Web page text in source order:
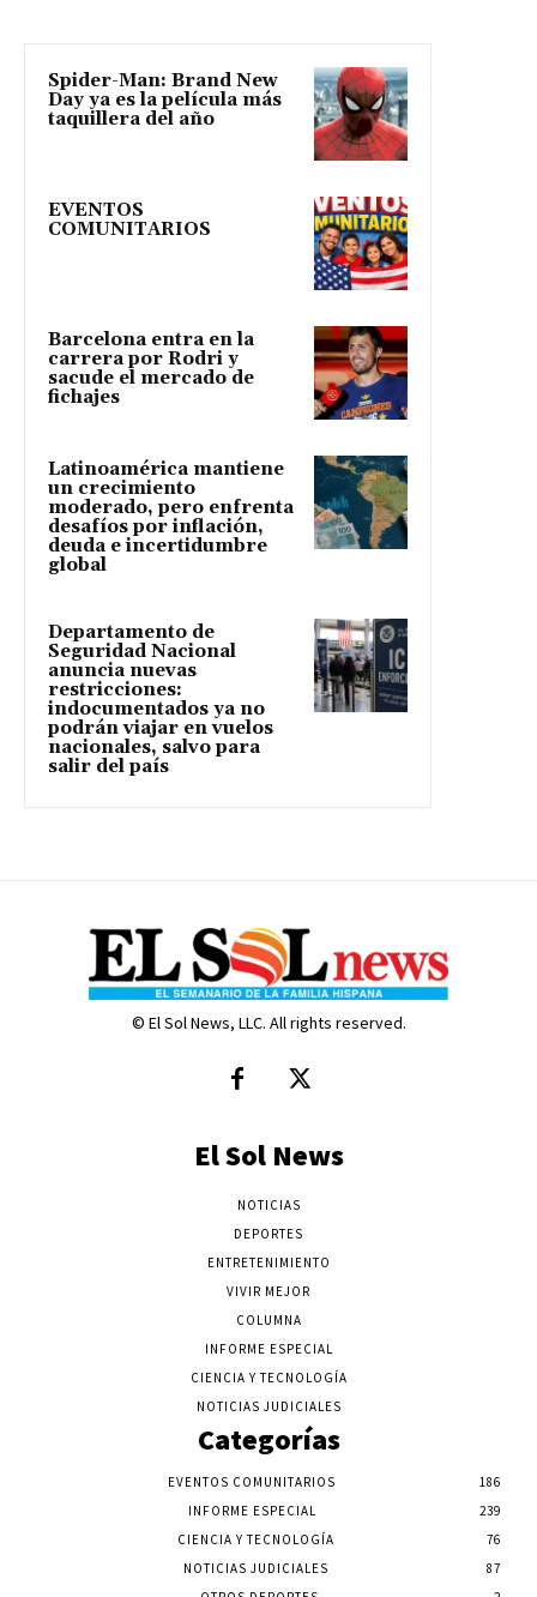
Spider-Man: Brand New
Day ya es la película más
taquillera del año
EVENTOS
COMUNITARIOS
Barcelona entra en la
carrera por Rodri y
sacude el mercado de
fichajes
Latinoamérica mantiene
un crecimiento
moderado, pero enfrenta
desafíos por inflación,
deuda e incertidumbre
global
Departamento de
Seguridad Nacional
anuncia nuevas
restricciones:
indocumentados ya no
podrán viajar en vuelos
nacionales, salvo para
salir del país
© El Sol News, LLC. All rights reserved.
El Sol News
NOTICIAS
DEPORTES
ENTRETENIMIENTO
VIVIR MEJOR
COLUMNA
INFORME ESPECIAL
CIENCIA Y TECNOLOGÍA
NOTICIAS JUDICIALES
Categorías
EVENTOS COMUNITARIOS
186
INFORME ESPECIAL
239
CIENCIA Y TECNOLOGÍA
76
NOTICIAS JUDICIALES
87